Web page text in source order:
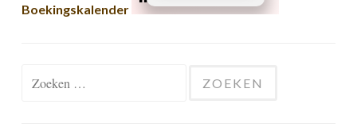
Boekingskalender